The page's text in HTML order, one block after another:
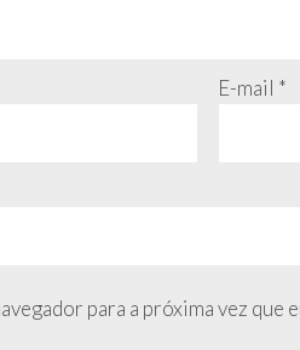
E-mail *
para a próxima vez que